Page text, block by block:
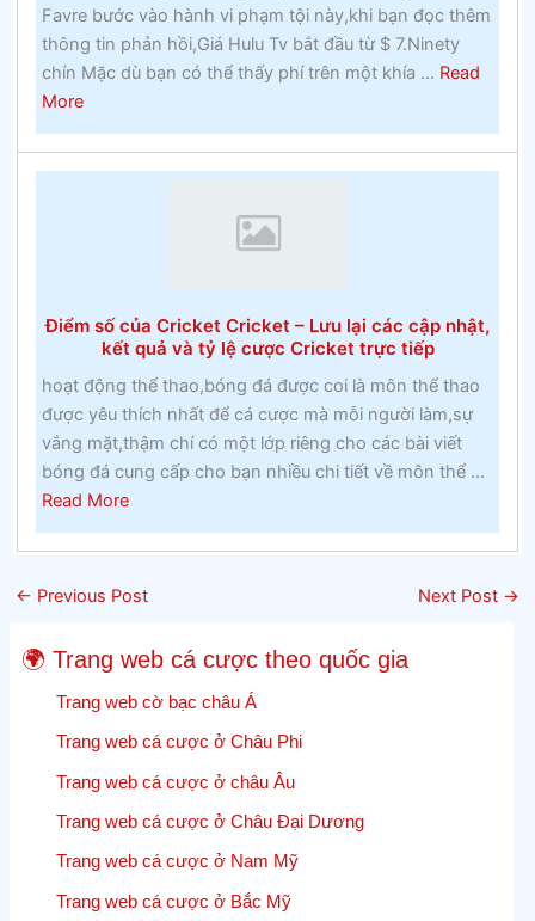
Favre bước vào hành vi phạm tội này,khi bạn đọc thêm
thông tin phản hồi,Giá Hulu Tv bắt đầu từ $ 7.Ninety
chín Mặc dù bạn có thể thấy phí trên một khía ... Read
Moreabout
cáo
cá
và
lớp
hai
tại
một
trường
cao
đẳng
giáo
năm
1960
Điểm số của Cricket Cricket – Lưu lại các cập nhật,
kết quả và tỷ lệ cược Cricket trực tiếp
hoạt động thể thao,bóng đá được coi là môn thể thao
được yêu thích nhất để cá cược mà mỗi người làm,sự
vắng mặt,thậm chí có một lớp riêng cho các bài viết
bóng đá cung cấp cho bạn nhiều chi tiết về môn thể ...
Read Moreabout
Điểm
số
của
–
Lưu
cập
nhật,
quả
và
← Previous Post Next Post →
🌍 Trang web cá cược theo quốc gia
Trang web cờ bạc châu Á
Trang web cá cược ở Châu Phi
Trang web cá cược ở châu Âu
Trang web cá cược ở Châu Đại Dương
Trang web cá cược ở Nam Mỹ
Trang web cá cược ở Bắc Mỹ